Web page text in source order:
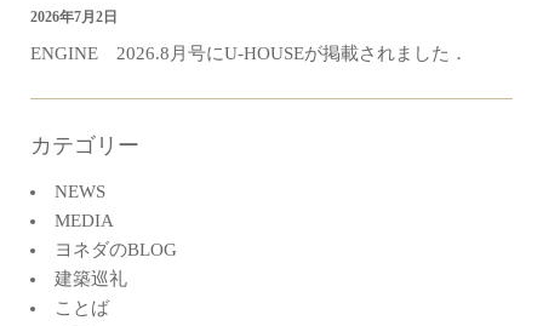
ENGINE 2026.8月号にU-HOUSEが掲載されました．
2026年7月2日
カテゴリー
NEWS
MEDIA
ヨネダのBLOG
建築巡礼
ことば